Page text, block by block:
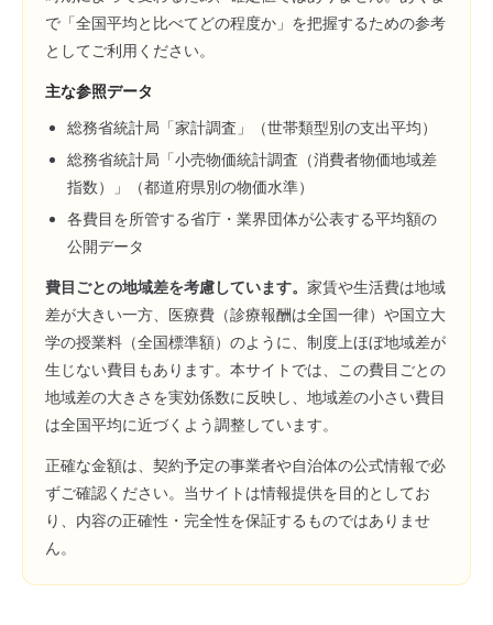
で「全国平均と比べてどの程度か」を把握するための参考
としてご利用ください。
主な参照データ
総務省統計局「家計調査」（世帯類型別の支出平均）
総務省統計局「小売物価統計調査（消費者物価地域差
指数）」（都道府県別の物価水準）
各費目を所管する省庁・業界団体が公表する平均額の
公開データ
費目ごとの地域差を考慮しています。 家賃や生活費は地域
差が大きい一方、医療費（診療報酬は全国一律）や国立大
学の授業料（全国標準額）のように、制度上ほぼ地域差が
生じない費目もあります。本サイトでは、この費目ごとの
地域差の大きさを実効係数に反映し、地域差の小さい費目
は全国平均に近づくよう調整しています。
正確な金額は、契約予定の事業者や自治体の公式情報で必
ずご確認ください。当サイトは情報提供を目的としてお
り、内容の正確性・完全性を保証するものではありませ
ん。